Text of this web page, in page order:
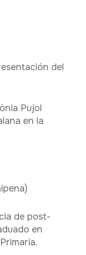
del
Pujol
en la
de post-
en